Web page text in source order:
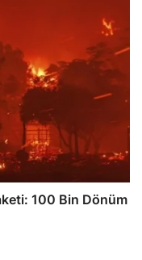
100 Bin Dönüm